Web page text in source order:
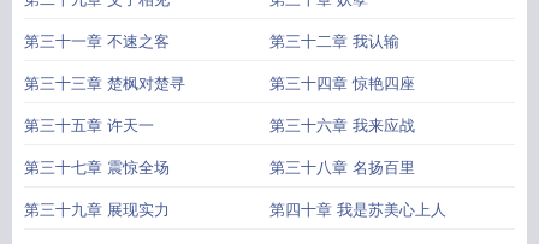
第三十一章 不速之客 第三十二章 我认输
第三十三章 楚枫对楚寻 第三十四章 惊艳四座
第三十五章 许天一 第三十六章 我来应战
第三十七章 震惊全场 第三十八章 名扬百里
第三十九章 展现实力 第四十章 我是苏美心上人